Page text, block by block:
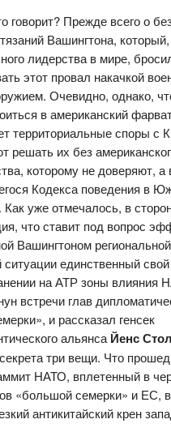
говорит? Прежде всего о
Вашингтона,
лидерства в мире,
этот провал накачкой
Очевидно, однако,
в американский
территориальные споры с
решать их без
которому не доверяют, а
Кодекса поведения в
уже отмечалось, в
что ставит под вопрос
Вашингтоном
ситуации единственный
на АТР зоны влияния
встречи глав
и рассказал генсек
альянса Йенс
три вещи. Что
НАТО, вплетенный в
«большой семерки» и ЕС,
антикитайский крен